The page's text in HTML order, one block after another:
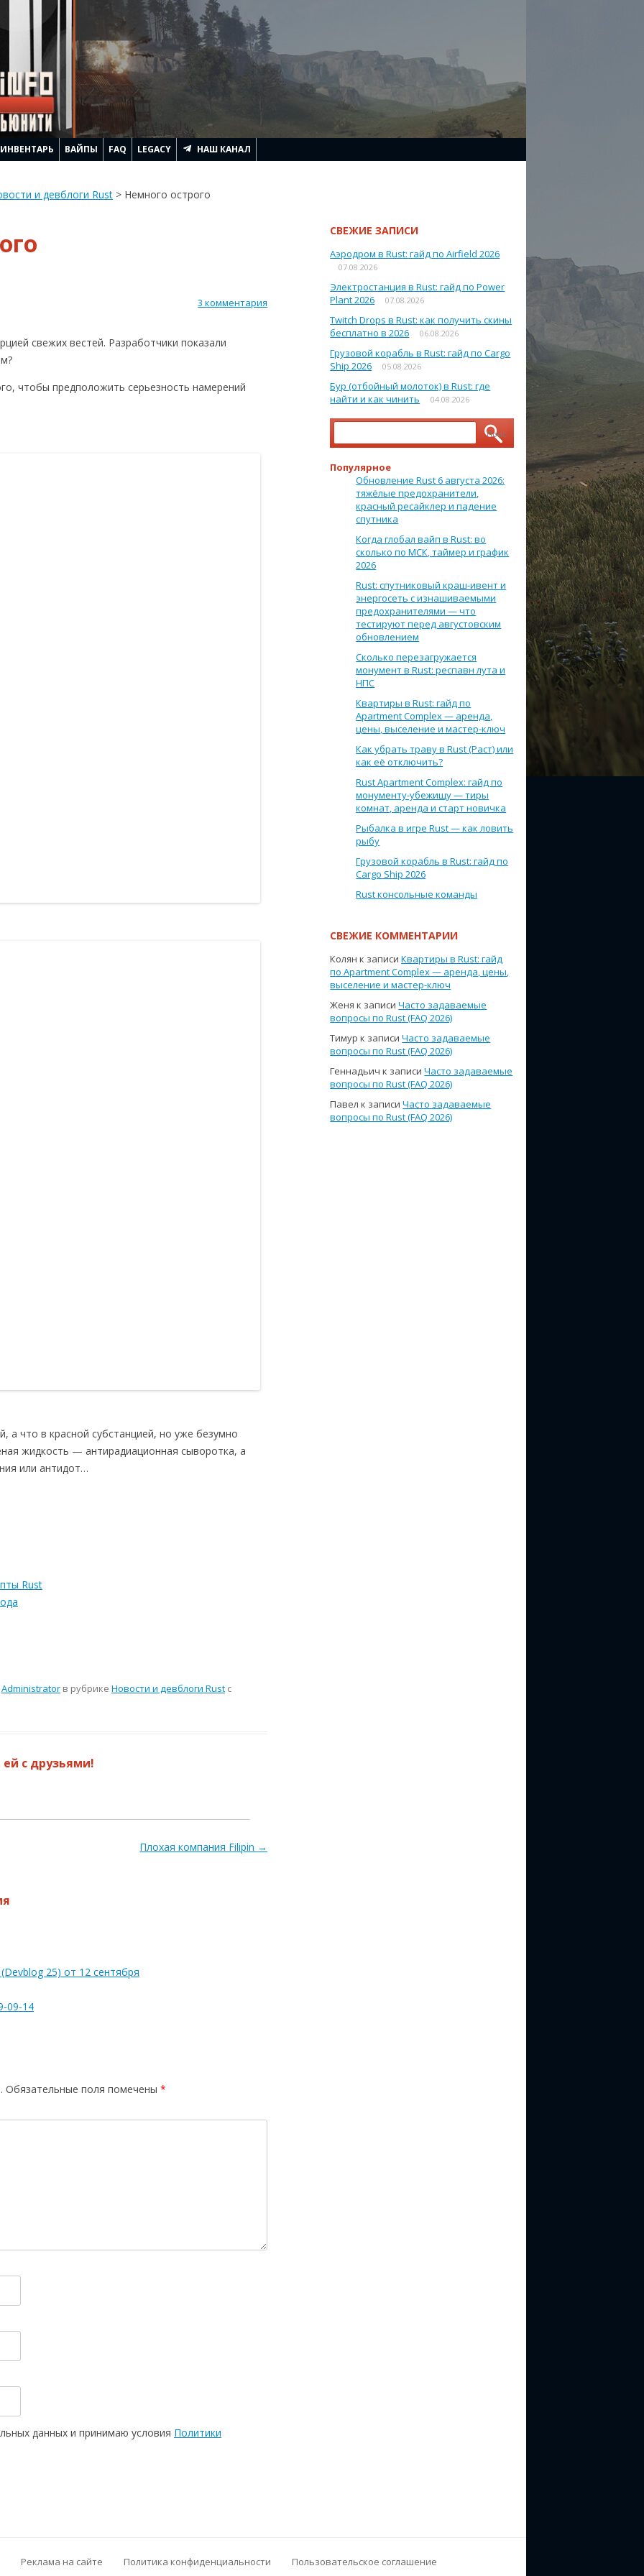
В STEAM
ИНВЕНТАРЬ ВАЙПЫ FAQ LEGACY НАШ КАНАЛ
и девблоги Rust > Немного острого
3 комментария
свежих вестей. Разработчики показали
чтобы предположить серьезность намерений
а что в красной субстанцией, но уже безумно
жидкость — антирадиационная сыворотка, а
или антидот…
Rust
Administrator в рубрике Новости и девблоги Rust с
с друзьями!
Плохая компания Filipin →
25) от 12 сентября
09-14
Обязательные поля помечены *
данных и принимаю условия Политики
СВЕЖИЕ ЗАПИСИ
Аэродром в Rust: гайд по Airfield 2026
07.08.2026
Электростанция в Rust: гайд по Power
Plant 2026
07.08.2026
Twitch Drops в Rust: как получить скины
бесплатно в 2026
06.08.2026
Грузовой корабль в Rust: гайд по Cargo
Ship 2026
05.08.2026
Бур (отбойный молоток) в Rust: где
найти и как чинить
04.08.2026
Найти:
Популярное
Обновление Rust 6 августа 2026:
тяжёлые предохранители,
красный ресайклер и падение
спутника
Когда глобал вайп в Rust: во
сколько по МСК, таймер и график
2026
Rust: спутниковый краш-ивент и
энергосеть с изнашиваемыми
предохранителями — что
тестируют перед августовским
обновлением
Сколько перезагружается
монумент в Rust: респавн лута и
НПС
Квартиры в Rust: гайд по
Apartment Complex — аренда,
цены, выселение и мастер-ключ
Как убрать траву в Rust (Раст) или
как её отключить?
Rust Apartment Complex: гайд по
монументу-убежищу — тиры
комнат, аренда и старт новичка
Рыбалка в игре Rust — как ловить
рыбу
Грузовой корабль в Rust: гайд по
Cargo Ship 2026
Rust консольные команды
СВЕЖИЕ КОММЕНТАРИИ
Колян к записиКвартиры в Rust: гайд
по Apartment Complex — аренда, цены,
выселение и мастер-ключ
Женя к записиЧасто задаваемые
вопросы по Rust (FAQ 2026)
Тимур к записиЧасто задаваемые
вопросы по Rust (FAQ 2026)
Геннадьич к записиЧасто задаваемые
вопросы по Rust (FAQ 2026)
Павел к записиЧасто задаваемые
вопросы по Rust (FAQ 2026)
Реклама на сайте Политика конфиденциальности Пользовательское соглашение